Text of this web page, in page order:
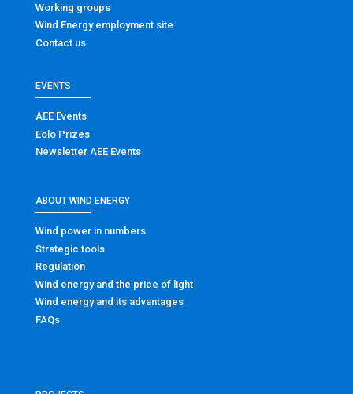
Working groups
Wind Energy employment site
Contact us
EVENTS
AEE Events
Eolo Prizes
Newsletter AEE Events
ABOUT WIND ENERGY
Wind power in numbers
Strategic tools
Regulation
Wind energy and the price of light
Wind energy and its advantages
FAQs